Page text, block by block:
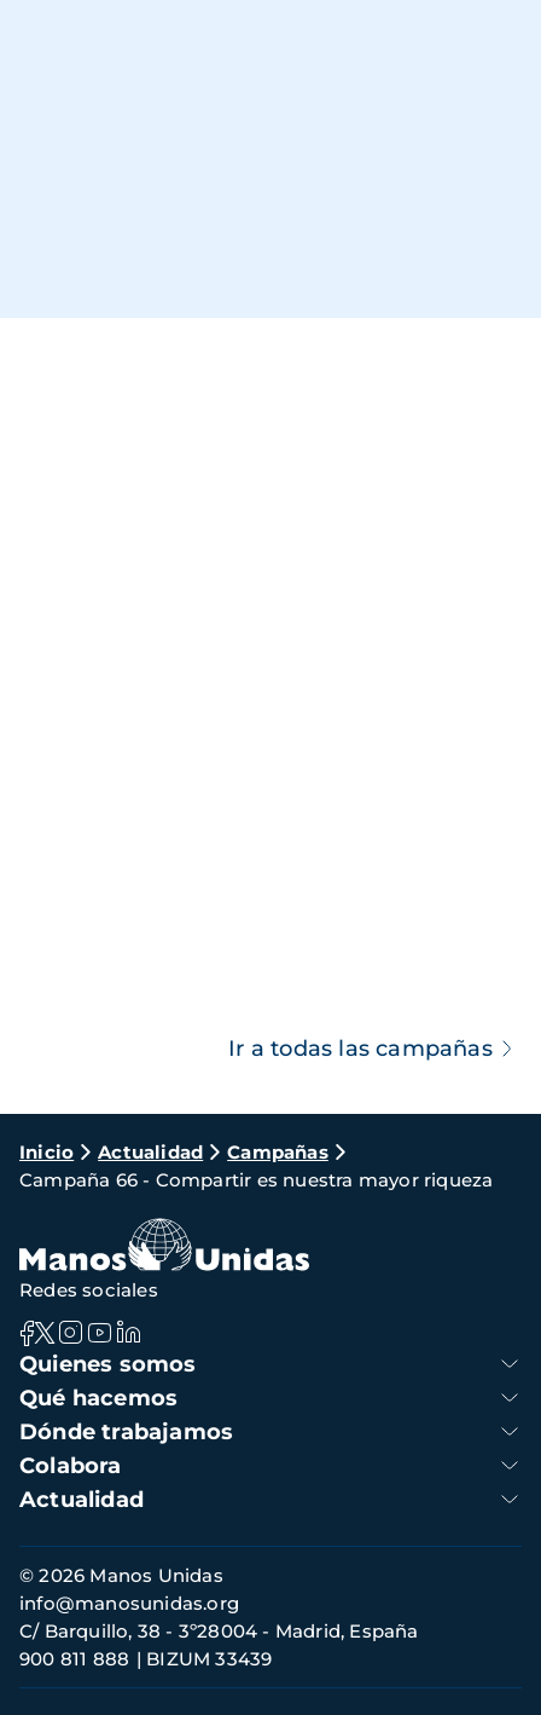
Ir a todas las campañas
Ruta
de
navegación
Inicio Actualidad
Campañas
Campaña 66 - Compartir es nuestra mayor riqueza
Navegación
principal
Quienes somos
Qué hacemos
Dónde trabajamos
Colabora
Actualidad
Redes sociales
Información
de
contacto
© 2026 Manos Unidas
C/ Barquillo, 38 - 3º28004 - Madrid, España
900 811 888
BIZUM 33439
info@manosunidas.org